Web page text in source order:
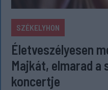
SZÉKELYHON
Életveszélyesen
Majkát, elmarad
koncertje